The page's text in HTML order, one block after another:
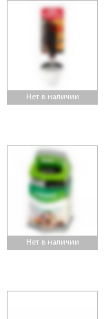
Нет в наличии
Нет в наличии